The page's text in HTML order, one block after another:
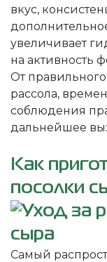
вкус,
увеличивает
на активность
От
рассола,
соблюдения
дальнейшее
Как
посолки
Самый